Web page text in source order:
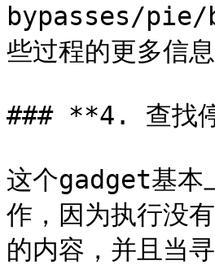
bypasses/pie/
些过程的更多信息
### **4. 查找
这个gadget基本
作，因为执行没
的内容，并且当